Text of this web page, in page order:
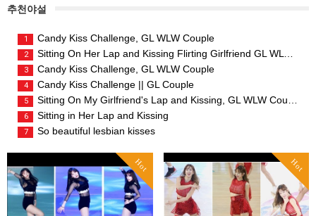
추천야설
1 Candy Kiss Challenge, GL WLW Couple
2 Sitting On Her Lap and Kissing Flirting Girlfriend GL WLW Couple
3 Candy Kiss Challenge, GL WLW Couple
4 Candy Kiss Challenge || GL Couple
5 Sitting On My Girlfriend's Lap and Kissing, GL WLW Couple
6 Sitting in Her Lap and Kissing
7 So beautiful lesbian kisses
Hot Hot